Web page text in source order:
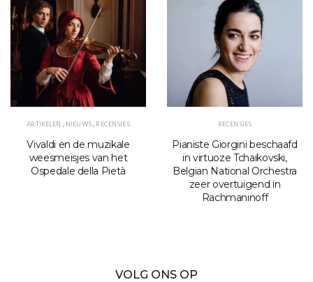
ARTIKELEN ,NIEUWS,RECENSIES
Vivaldi en de muzikale
weesmeisjes van het
Ospedale della Pietà
RECENSIES
Pianiste Giorgini beschaafd
in virtuoze Tchaikovski,
Belgian National Orchestra
zeer overtuigend in
Rachmaninoff
VOLG ONS OP